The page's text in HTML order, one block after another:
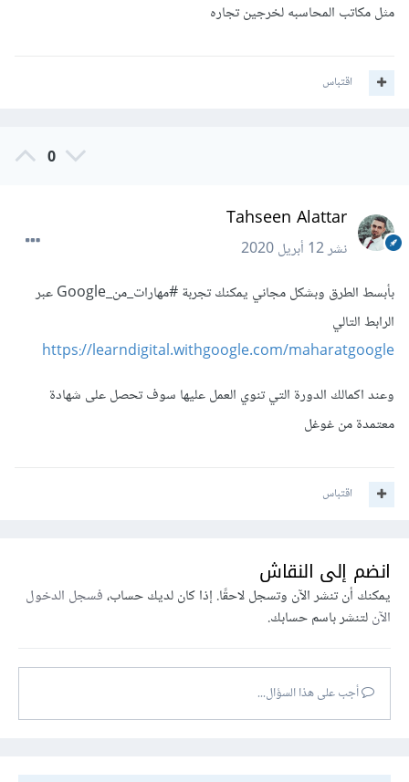
مثل مكاتب المحاسبه لخرجين تجاره
اقتباس
0
Tahseen Alattar
نشر12 أبريل 2020
بأبسط الطرق وبشكل مجاني يمكنك تجربة #مهارات_من_Google عبر
الرابط التالي
https://learndigital.withgoogle.com/maharatgoogle
وعند اكمالك الدورة التي تنوي العمل عليها سوف تحصل على شهادة
معتمدة من غوغل
اقتباس
انضم إلى النقاش
يمكنك أن تنشر الآن وتسجل لاحقًا. إذا كان لديك حساب،فسجل الدخول
الآنلتنشر باسم حسابك.
أجب على هذا السؤال...